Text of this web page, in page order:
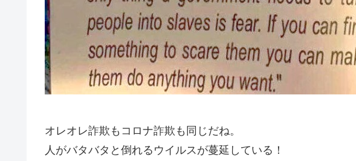
オレオレ詐欺もコロナ詐欺も同じだね。
人がバタバタと倒れるウイルスが蔓延している！